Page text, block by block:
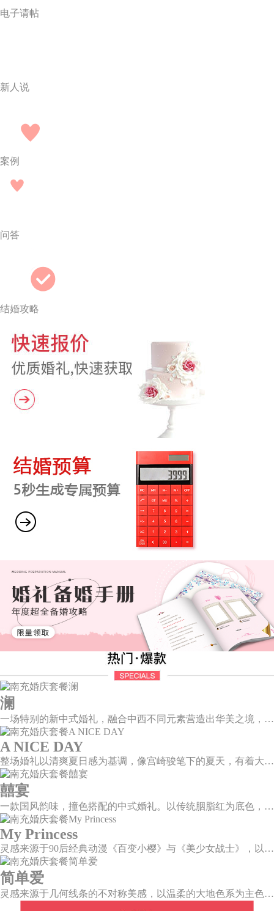
电子请帖
新人说
案例
问答
结婚攻略
澜
一场特别的新中式婚礼，融合中西不同元素营造出华美之境，有庄严浪漫的西式证婚，也有含蓄深情的中式感恩，从古典到现代，从前世到今生，爱，隽永铭刻。
A NICE DAY
整场婚礼以清爽夏日感为基调，像宫崎骏笔下的夏天，有着大朵大朵像棉花糖似的白云，有蔚蓝蔚蓝的天空和青绿青绿的草地，有着童话世界里干净纯洁的美好，有着日系画风下的治愈感。
囍宴
一款国风韵味，撞色搭配的中式婚礼。以传统胭脂红为底色，黛蓝色花鸟点缀其中，热情的红色和低调的古风书画色相辅相成。
My Princess
灵感来源于90后经典动漫《百变小樱》与《美少女战士》，以柔美梦幻的马卡龙色系为主色调，融合精灵萌宠与星星魔法阵等元素，为遗落凡间的公主搭建一个召唤王子的舞台。
简单爱
灵感来源于几何线条的不对称美感，以温柔的大地色系为主色调，空间上，利用几何线条进行完美切割，配以柔和色系的花艺点缀，构造了一个温馨柔和、清新复古的空间。